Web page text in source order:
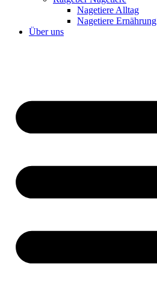
Nagetiere Alltag
Nagetiere Ernährung
Über uns